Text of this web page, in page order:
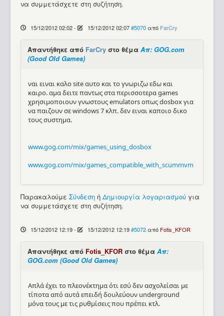
να συμμετάσχετε στη συζήτηση.
15/12/2012 02:02- 15/12/2012 02:07 #5070 από FarCry
Απαντήθηκε από FarCry στο θέμα Απ: GOG.com
(Good Old Games)
ναι ειναι καλο site αυτο και το γνωριζω εδω και
καιρο. αμα δειτε παντως στα περισσοτερα games
χρησιμοποιουν γνωστους emulators οπως dosbox για
να παιζουν σε windows 7 κλπ. δεν ειναι καποιο δικο
τους συστημα.
www.gog.com/mix/games_using_dosbox
www.gog.com/mix/games_compatible_with_scummvm
Παρακαλούμε Σύνδεση ή Δημιουργία λογαριασμού για
να συμμετάσχετε στη συζήτηση.
15/12/2012 12:19- 15/12/2012 12:19 #5072 από Fotis_KFOR
Απαντήθηκε από Fotis_KFOR στο θέμα Απ:
GOG.com (Good Old Games)
Απλά έχει το πλεονέκτημα ότι εσύ δεν ασχολείσαι με
τίποτα από αυτά επειδή δουλεύουν underground
μόνα τους με τις ρυθμίσεις που πρέπει κτλ.